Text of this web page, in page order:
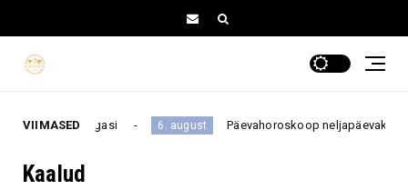
VIIMASED
oma ellu tagasi 6. august Päevahoroskoop neljapäevaks, 6.
Kaalud